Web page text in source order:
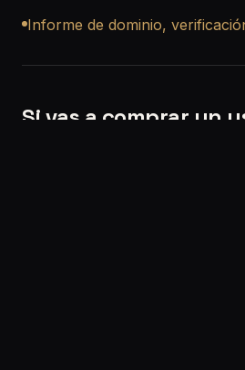
Informe de dominio,
Si vas a comprar un